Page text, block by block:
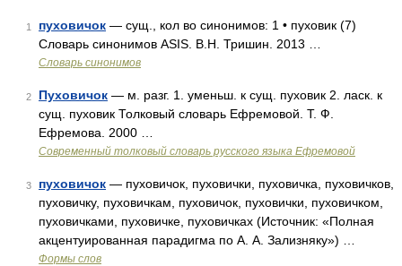
1 пуховичок — сущ., кол во синонимов: 1 • пуховик (7)
Словарь синонимов ASIS. В.Н. Тришин. 2013 …
Словарь синонимов
2 Пуховичок — м. разг. 1. уменьш. к сущ. пуховик 2. ласк. к
сущ. пуховик Толковый словарь Ефремовой. Т. Ф.
Ефремова. 2000 …
Современный толковый словарь русского языка Ефремовой
3 пуховичок — пуховичок, пуховички, пуховичка, пуховичков,
пуховичку, пуховичкам, пуховичок, пуховички, пуховичком,
пуховичками, пуховичке, пуховичках (Источник: «Полная
акцентуированная парадигма по А. А. Зализняку») …
Формы слов